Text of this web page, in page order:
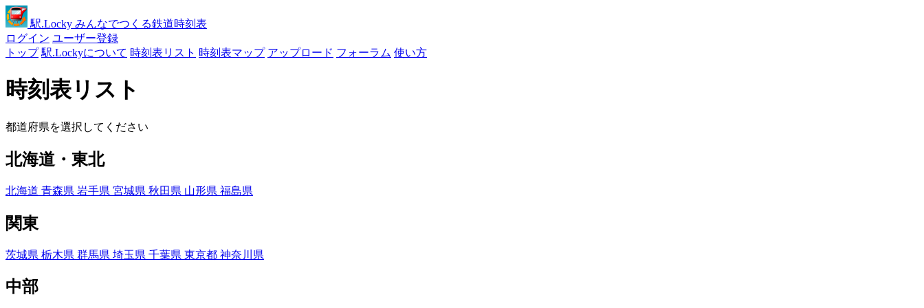
駅.Locky みんなでつくる鉄道時刻表
ログイン ユーザー登録
トップ 駅.Lockyについて 時刻表リスト 時刻表マップ アップロード フォーラム 使い方
時刻表リスト
都道府県を選択してください
北海道・東北
北海道 青森県 岩手県 宮城県 秋田県 山形県 福島県
関東
茨城県 栃木県 群馬県 埼玉県 千葉県 東京都 神奈川県
中部